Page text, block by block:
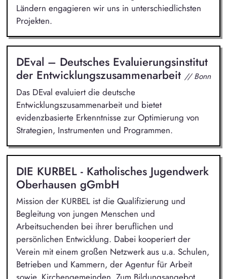
Ländern engagieren wir uns in unterschiedlichsten
Projekten.
DEval – Deutsches Evaluierungsinstitut
der Entwicklungszusammenarbeit // Bonn
Das DEval evaluiert die deutsche
Entwicklungszusammenarbeit und bietet
evidenzbasierte Erkenntnisse zur Optimierung von
Strategien, Instrumenten und Programmen.
DIE KURBEL - Katholisches Jugendwerk
Oberhausen gGmbH
Mission der KURBEL ist die Qualifizierung und
Begleitung von jungen Menschen und
Arbeitsuchenden bei ihrer beruflichen und
persönlichen Entwicklung. Dabei kooperiert der
Verein mit einem großen Netzwerk aus u.a. Schulen,
Betrieben und Kammern, der Agentur für Arbeit